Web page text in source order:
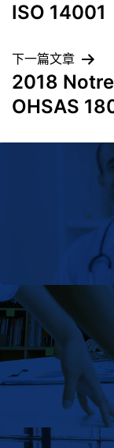
ISO 14001
下一篇文章
2018
OHSAS
作为一个负